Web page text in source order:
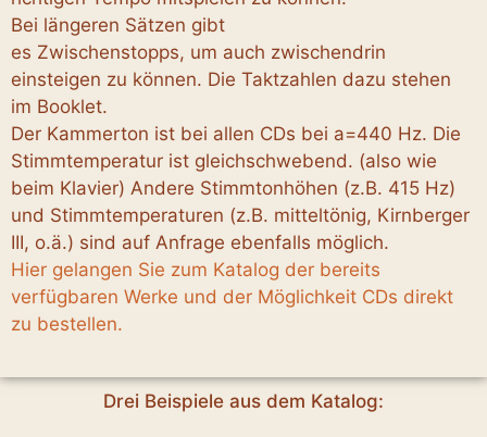
Bei längeren Sätzen gibt
es Zwischenstopps, um auch zwischendrin
einsteigen zu können. Die Taktzahlen dazu stehen
im Booklet.
Der Kammerton ist bei allen CDs bei a=440 Hz. Die
Stimmtemperatur ist gleichschwebend. (also wie
beim Klavier) Andere Stimmtonhöhen (z.B. 415 Hz)
und Stimmtemperaturen (z.B. mitteltönig, Kirnberger
III, o.ä.) sind auf Anfrage ebenfalls möglich.
Hier gelangen Sie zum Katalog der bereits
verfügbaren Werke und der Möglichkeit CDs direkt
zu bestellen.
Drei Beispiele aus dem Katalog: